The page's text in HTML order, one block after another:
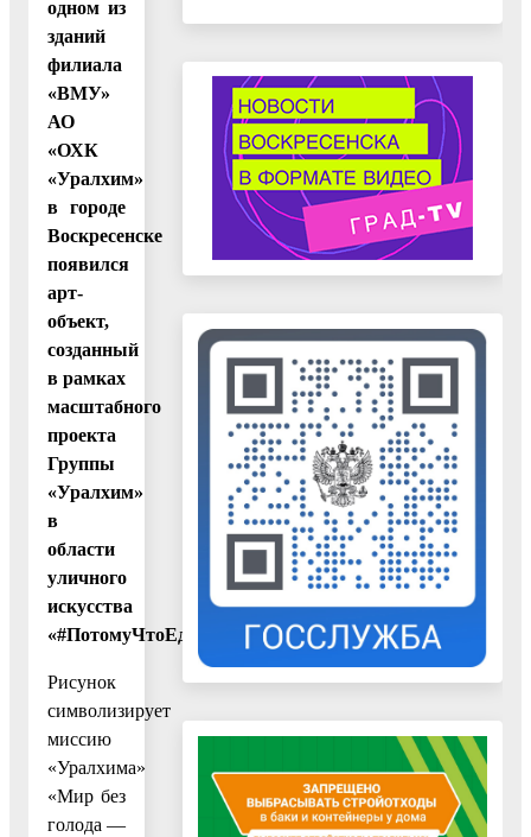
одном из
зданий
филиала
«ВМУ»
АО
«ОХК
«Уралхим»
в городе
Воскресенске
появился
арт-
объект,
созданный
в рамках
масштабного
проекта
Группы
«Уралхим»
в
области
уличного
искусства
«#ПотомуЧтоЕдаНужнаКаждому».
Рисунок
символизирует
миссию
«Уралхима»
«Мир без
голода —